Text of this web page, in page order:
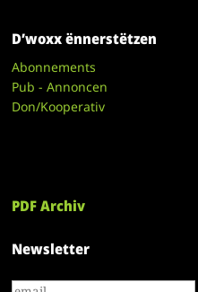
D’woxx ënnerstëtzen
Abonnements
Pub - Annoncen
Don/Kooperativ
PDF Archiv
Newsletter